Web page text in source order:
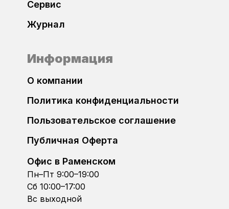
Dacia
Daewoo
DAF
Datsun
DongFeng
FAW
Bosch EDC17CP74
Bosch MD1CP014
Bosch MD1CS014
Bosch ME17.5.26
Bosch ME7.1.x
Bosch ME7.5
Сервис
Журнал
Информация
О компании
Политика конфиденциальности
Пользовательское соглашение
Публичная Оферта
Офис в Раменском
Пн–Пт 9:00–19:00
Сб 10:00–17:00
Вс выходной